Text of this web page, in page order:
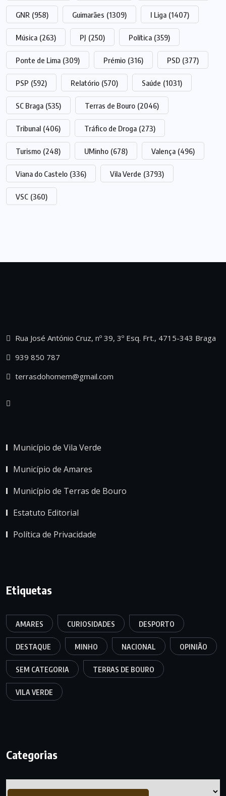
GNR (958) Guimarães (1309) I Liga (1407)
Música (263) PJ (250) Política (359)
Ponte de Lima (309) Prémio (316) PSD (377)
PSP (592) Relatório (570) Saúde (1031)
SC Braga (535) Terras de Bouro (2046)
Tribunal (406) Tráfico de Droga (273)
Turismo (248) UMinho (678) Valença (496)
Viana do Castelo (336) Vila Verde (3793)
VSC (360)
Rua José António Cruz, nº 39, 3º Esq. Frt., 4715-343 Braga
939 850 787
terrasdohomem@gmail.com
Município de Vila Verde
Município de Amares
Município de Terras de Bouro
Estatuto Editorial
Política de Privacidade
Etiquetas
AMARES CURIOSIDADES DESPORTO
DESTAQUE MINHO NACIONAL OPINIÃO
SEM CATEGORIA TERRAS DE BOURO
VILA VERDE
Categorias